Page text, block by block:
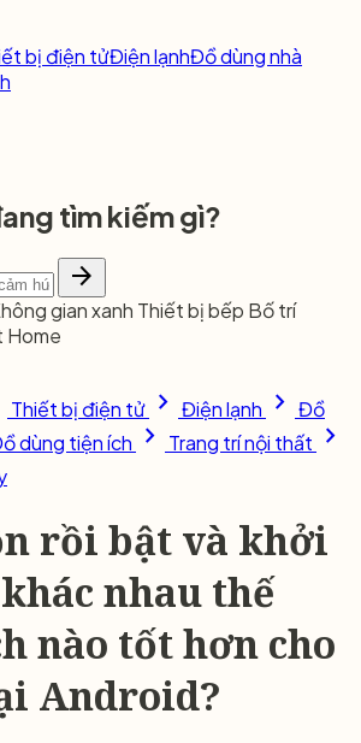
bị điện tửĐiện lạnhĐồ dùng nhà
tìm kiếm gì?
arrow_forward
gian xanh Thiết bị bếp Bố trí
Home
Thiết bị điện tử chevron_right Điện lạnh chevron_right Đồ
dùng tiện ích chevron_right Trang trí nội thất chevron_right
rồi bật và khởi
nhau thế
nào tốt hơn cho
Android?